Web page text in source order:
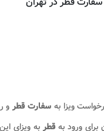
ویزا به سفارت قطرو
برای ورود بهقطربه ویزای